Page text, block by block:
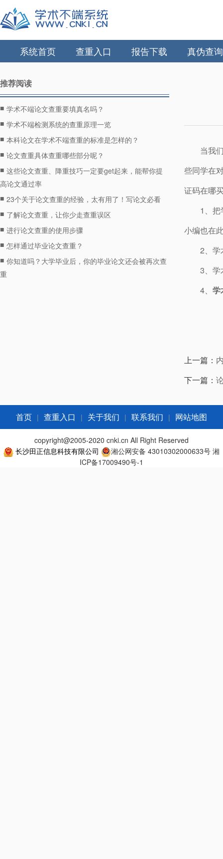
系统首页 查重入口 报告下载 真伪查询
推荐阅读
■ 学术不端论文查重要填真名吗？
■ 学术不端检测系统的查重原理一览
■ 本科论文在学术不端查重的标准是怎样的？
■ 论文查重具体查重哪些部分呢？
■ 这些论文查重、降重技巧一定要get起来，能帮你提
高论文通过率
■ 23个关于论文查重的经验，太有用了！写论文必看
■ 了解论文查重，让你少走查重误区
■ 进行论文查重的使用步骤
■ 怎样通过毕业论文查重？
■ 你知道吗？大学毕业后，你的毕业论文还会被再次查
重
当我
些同学在
证码在哪
1、
小编也在
2、学
3、学
4、 学
上一篇：
下一篇：
首页 | 查重入口 | 关于我们 | 联系我们 | 网站地图
copyright@2005-2020 cnki.cn All Right Reserved
长沙田正信息科技有限公司
湘公网安备 43010302000633号 湘
ICP备17009490号-1